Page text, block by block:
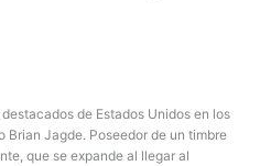
de Estados Unidos en los
Brian Jagde. Poseedor de un timbre
que se expande al llegar al